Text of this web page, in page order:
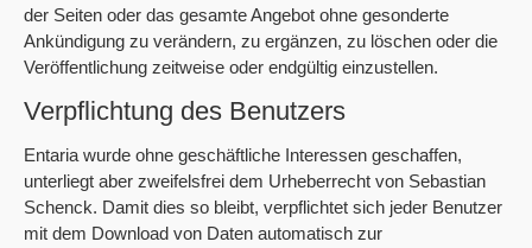
der Seiten oder das gesamte Angebot ohne gesonderte
Ankündigung zu verändern, zu ergänzen, zu löschen oder die
Veröffentlichung zeitweise oder endgültig einzustellen.
Verpflichtung des Benutzers
Entaria wurde ohne geschäftliche Interessen geschaffen,
unterliegt aber zweifelsfrei dem Urheberrecht von Sebastian
Schenck. Damit dies so bleibt, verpflichtet sich jeder Benutzer
mit dem Download von Daten automatisch zur